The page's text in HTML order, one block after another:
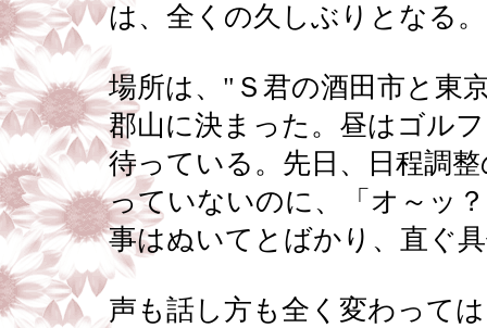
は、全くの久しぶりとなる。
場所は、"Ｓ君の酒田市と東
郡山に決まった。昼はゴル
待っている。先日、日程調
っていないのに、「オ～ッ
事はぬいてとばかり、直ぐ
声も話し方も全く変わって